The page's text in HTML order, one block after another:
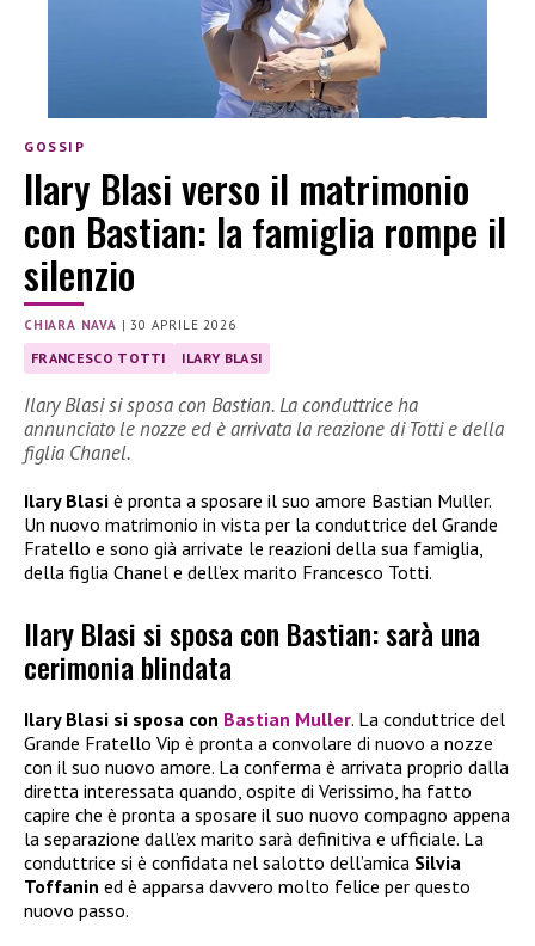
GOSSIP
Ilary Blasi verso il matrimonio
con Bastian: la famiglia rompe il
silenzio
CHIARA NAVA |30 APRILE 2026
FRANCESCO TOTTI ILARY BLASI
Ilary Blasi si sposa con Bastian. La conduttrice ha
annunciato le nozze ed è arrivata la reazione di Totti e della
figlia Chanel.
Ilary Blasi è pronta a sposare il suo amore Bastian Muller.
Un nuovo matrimonio in vista per la conduttrice del Grande
Fratello e sono già arrivate le reazioni della sua famiglia,
della figlia Chanel e dell’ex marito Francesco Totti.
Ilary Blasi si sposa con Bastian: sarà una
cerimonia blindata
Ilary Blasi si sposa con Bastian Muller. La conduttrice del
Grande Fratello Vip è pronta a convolare di nuovo a nozze
con il suo nuovo amore. La conferma è arrivata proprio dalla
diretta interessata quando, ospite di Verissimo, ha fatto
capire che è pronta a sposare il suo nuovo compagno appena
la separazione dall’ex marito sarà definitiva e ufficiale. La
conduttrice si è confidata nel salotto dell’amica Silvia
Toffanin ed è apparsa davvero molto felice per questo
nuovo passo.